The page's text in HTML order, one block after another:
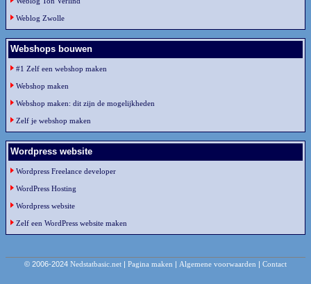
Weblog Zwolle
Webshops bouwen
#1 Zelf een webshop maken
Webshop maken
Webshop maken: dit zijn de mogelijkheden
Zelf je webshop maken
Wordpress website
Wordpress Freelance developer
WordPress Hosting
Wordpress website
Zelf een WordPress website maken
© 2006-2024 Nedstatbasic.net | Pagina maken | Algemene voorwaarden | Contact